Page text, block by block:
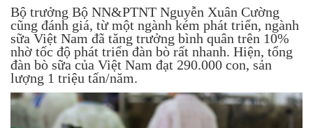
Bộ trưởng Bộ NN&PTNT Nguyễn Xuân Cường
cũng đánh giá, từ một ngành kém phát triển, ngành
sữa Việt Nam đã tăng trưởng bình quân trên 10%
nhờ tốc độ phát triển đàn bò rất nhanh. Hiện, tổng
đàn bò sữa của Việt Nam đạt 290.000 con, sản
lượng 1 triệu tấn/năm.